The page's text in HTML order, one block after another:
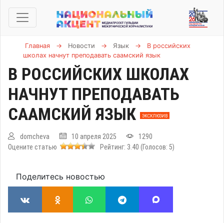
Главная → Новости → Язык →
В российских
школах начнут преподавать саамский язык
В РОССИЙСКИХ ШКОЛАХ
НАЧНУТ ПРЕПОДАВАТЬ
СААМСКИЙ ЯЗЫК
ЭКСКЛЮЗИВ
domcheva 10 апреля 2025
1290
Оцените статью
Рейтинг: 3.40 (Голосов: 5)
Поделитесь новостью